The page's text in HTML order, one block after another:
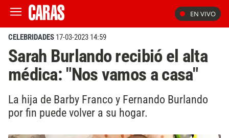
EN VIVO
CELEBRIDADES 17-03-2023 14:59
Sarah Burlando recibió el alta
médica: "Nos vamos a casa"
La hija de Barby Franco y Fernando Burlando
por fin puede volver a su hogar.